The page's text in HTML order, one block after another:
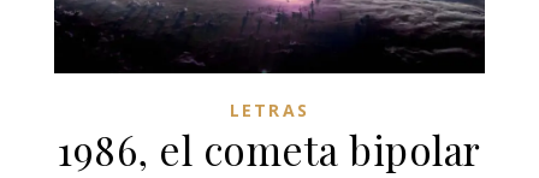
LETRAS
1986, el cometa bipolar